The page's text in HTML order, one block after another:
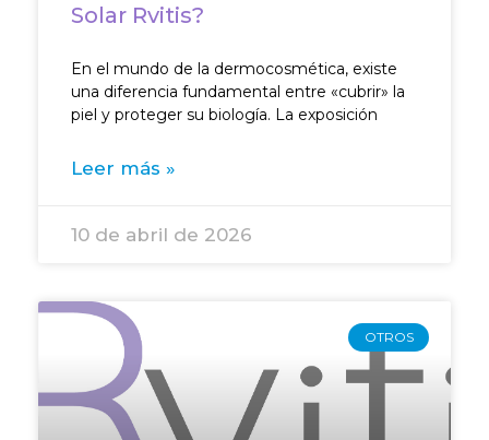
Solar Rvitis?
En el mundo de la dermocosmética, existe
una diferencia fundamental entre «cubrir» la
piel y proteger su biología. La exposición
Leer más »
10 de abril de 2026
OTROS